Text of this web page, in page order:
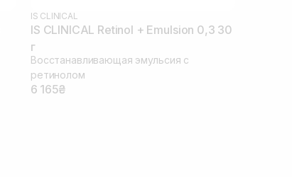
IS CLINICAL
IS CLINICAL Retinol + Emulsion 0,3 30
г
Восстанавливающая эмульсия с
ретинолом
6 165₴